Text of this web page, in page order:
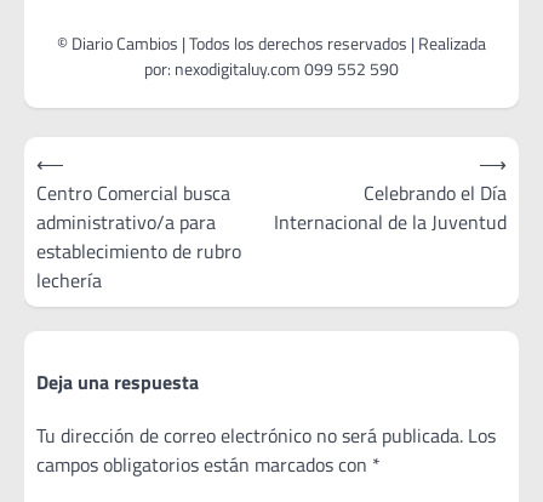
Navegación
de
entradas
⟵
Centro Comercial busca
administrativo/a para
establecimiento de rubro
lechería
Celebrando el Día
Internacional de la Juventud
⟶
Deja una respuesta
Tu dirección de correo electrónico no será publicada. Los
campos obligatorios están marcados con *